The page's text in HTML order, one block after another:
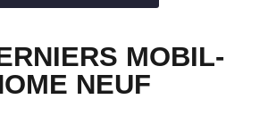
MOBIL-
NEUF